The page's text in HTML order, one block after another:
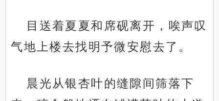
目送着夏夏和席砚离开，唉声叹
气地上楼去找明予微安慰去了。
晨光从银杏叶的缝隙间筛落下